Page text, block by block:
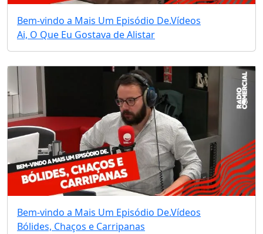
Bem-vindo a Mais Um Episódio De.Vídeos
Ai, O Que Eu Gostava de Alistar
Bem-vindo a Mais Um Episódio De.Vídeos
Bólides, Chaços e Carripanas